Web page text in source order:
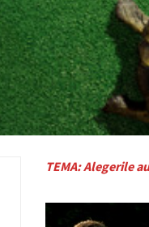
TEMA: Alegerile